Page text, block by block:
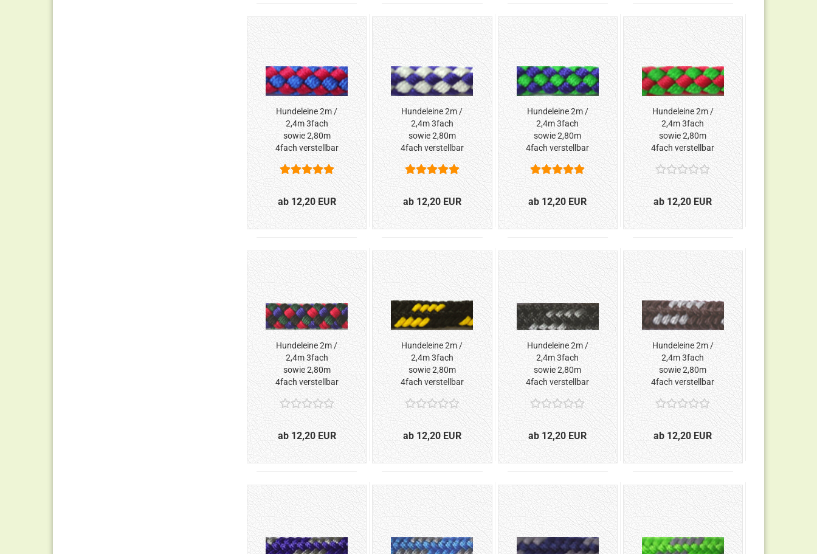
Hundeleine 2m /
2,4m 3fach
sowie 2,80m
4fach verstellbar
*Blau-Rot*
ab 12,20 EUR
Hundeleine 2m /
2,4m 3fach
sowie 2,80m
4fach verstellbar
*Blau-Weiss*
ab 12,20 EUR
Hundeleine 2m /
2,4m 3fach
sowie 2,80m
4fach verstellbar
*Blau-Grün*
ab 12,20 EUR
Hundeleine 2m /
2,4m 3fach
sowie 2,80m
4fach verstellbar
*Grün-Rot*
ab 12,20 EUR
Hundeleine 2m /
2,4m 3fach
sowie 2,80m
4fach verstellbar
*Schwarz-Blau-
Grün-Rot*
ab 12,20 EUR
Hundeleine 2m /
2,4m 3fach
sowie 2,80m
4fach verstellbar
*Schwarz-Gelb*
ab 12,20 EUR
Hundeleine 2m /
2,4m 3fach
sowie 2,80m
4fach verstellbar
*Schwarz-Silber*
ab 12,20 EUR
Hundeleine 2m /
2,4m 3fach
sowie 2,80m
4fach verstellbar
*Braun-Silber*
ab 12,20 EUR